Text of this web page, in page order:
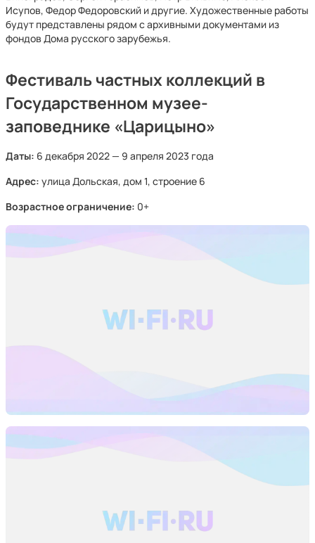
Исупов, Федор Федоровский и другие. Художественные работы
будут представлены рядом с архивными документами из
фондов Дома русского зарубежья.
Фестиваль частных коллекций в
Государственном музее-
заповеднике «Царицыно»
Даты: 6 декабря 2022 — 9 апреля 2023 года
Адрес: улица Дольская, дом 1, строение 6
Возрастное ограничение: 0+